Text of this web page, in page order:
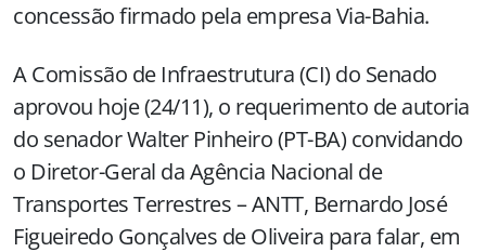
concessão firmado pela empresa Via-Bahia.
A Comissão de Infraestrutura (CI) do Senado
aprovou hoje (24/11), o requerimento de autoria
do senador Walter Pinheiro (PT-BA) convidando
o Diretor-Geral da Agência Nacional de
Transportes Terrestres – ANTT, Bernardo José
Figueiredo Gonçalves de Oliveira para falar, em